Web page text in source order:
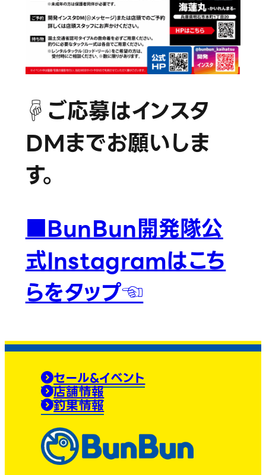
☟ご応募はインスタ
DMまでお願いしま
す。
■BunBun開発隊公
式Instagramはこち
らをタップ☜
セール&イベント
店舗情報
釣果情報